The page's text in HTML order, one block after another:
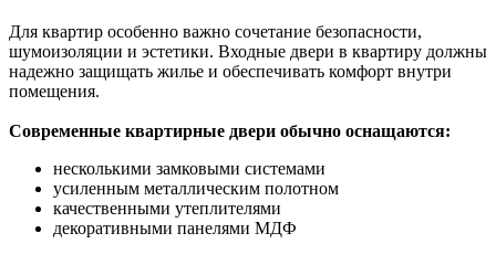
Для квартир особенно важно сочетание безопасности,
шумоизоляции и эстетики. Входные двери в квартиру должны
надежно защищать жилье и обеспечивать комфорт внутри
помещения.
Современные квартирные двери обычно оснащаются:
несколькими замковыми системами
усиленным металлическим полотном
качественными утеплителями
декоративными панелями МДФ